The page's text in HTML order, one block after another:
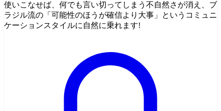
使いこなせば、何でも言い切ってしまう不自然さが消え、ブ
ラジル流の「可能性のほうが確信より大事」というコミュニ
ケーションスタイルに自然に乗れます!